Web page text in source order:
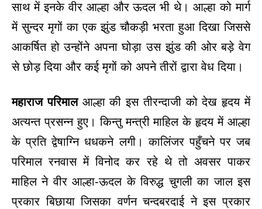
साथ में इनके वीर आल्हा और ऊदल भी थे। आल्हा को मार्ग
में सुन्दर मृगों का एक झुंड चौकड़ी भरता हुआ दिखा जिससे
आकर्षित हो उन्होंने अपना घोड़ा उस झुंड की ओर बड़े वेग
से छोड़ दिया और कई मृगों को अपने तीरों द्वारा वेध दिया।
महाराज परिमालआल्हा की इस तीरन्दाजी को देख हृदय में
अत्यन्त प्रसन्न हुए। किन्तु मन्त्री माहिल के हृदय में आल्हा
के प्रति द्वेषाग्नि धधकने लगी। कालिंजर पहुँचने पर जब
परिमाल रनवास में विनोद कर रहे थे तो अवसर पाकर
माहिल ने वीर आल्हा-ऊदल के विरुद्ध चुगली का जाल इस
प्रकार बिछाया जिसका वर्णन चन्दबरदाई ने इस प्रकार